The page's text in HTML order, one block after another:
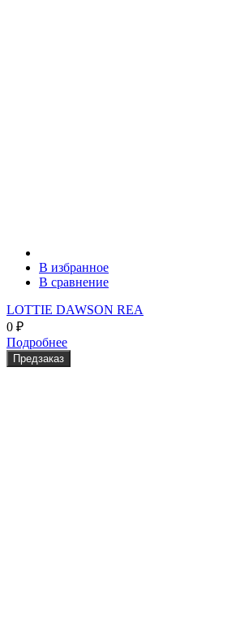
В избранное
В сравнение
LOTTIE DAWSON REA
0 ₽
Подробнее
Предзаказ